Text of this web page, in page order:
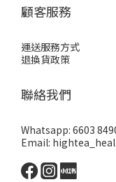
顧客服務
運送服務方式
退換貨政策
聯絡我們
Whatsapp: 6603
Email: